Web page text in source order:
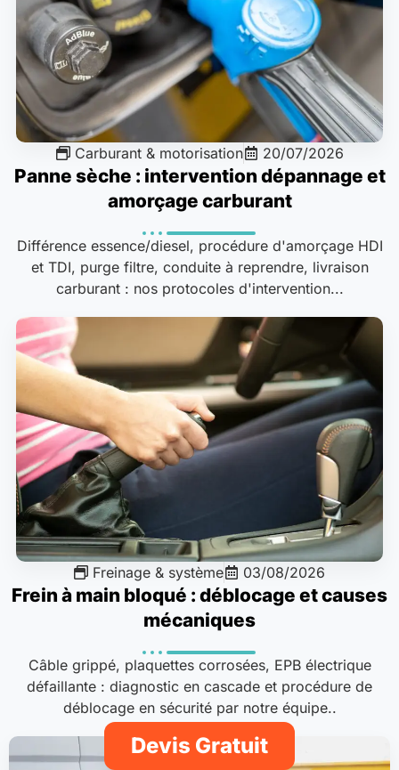
Carburant & motorisation 20/07/2026
Panne sèche : intervention dépannage et
amorçage carburant
Différence essence/diesel, procédure d'amorçage HDI
et TDI, purge filtre, conduite à reprendre, livraison
carburant : nos protocoles d'intervention...
Freinage & système 03/08/2026
Frein à main bloqué : déblocage et causes
mécaniques
Câble grippé, plaquettes corrosées, EPB électrique
défaillante : diagnostic en cascade et procédure de
déblocage en sécurité par notre équipe..
Devis Gratuit